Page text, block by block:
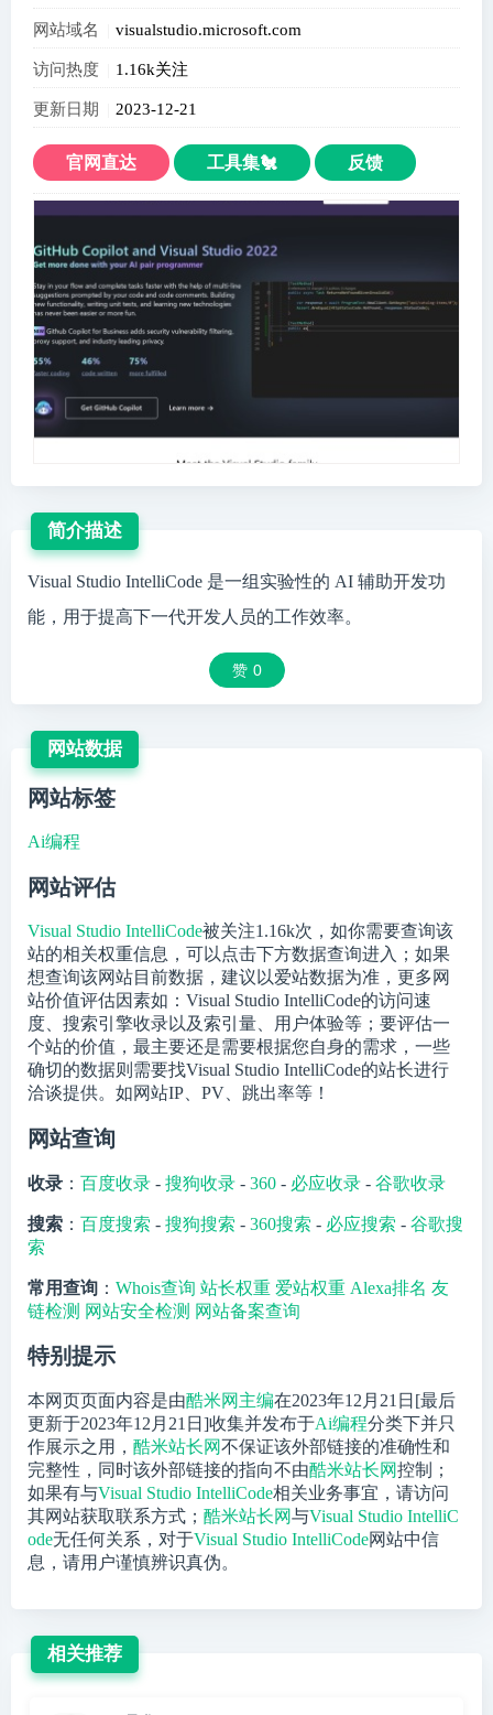
网站域名 visualstudio.microsoft.com
访问热度 1.16k关注
更新日期 2023-12-21
官网直达 工具集🐔 反馈
简介描述
Visual Studio IntelliCode 是一组实验性的 AI 辅助开发功
能，用于提高下一代开发人员的工作效率。
赞 0
网站数据
网站标签
Ai编程
网站评估
Visual Studio IntelliCode被关注1.16k次，如你需要查询该
站的相关权重信息，可以点击下方数据查询进入；如果
想查询该网站目前数据，建议以爱站数据为准，更多网
站价值评估因素如：Visual Studio IntelliCode的访问速
度、搜索引擎收录以及索引量、用户体验等；要评估一
个站的价值，最主要还是需要根据您自身的需求，一些
确切的数据则需要找Visual Studio IntelliCode的站长进行
洽谈提供。如网站IP、PV、跳出率等！
网站查询
收录 ： 百度收录 - 搜狗收录 - 360 - 必应收录 - 谷歌收录
搜索 ： 百度搜索 - 搜狗搜索 - 360搜索 - 必应搜索 - 谷歌搜
索
常用查询 ： Whois查询 站长权重 爱站权重 Alexa排名 友
链检测 网站安全检测 网站备案查询
特别提示
本网页页面内容是由酷米网主编在2023年12月21日[最后
更新于2023年12月21日]收集并发布于Ai编程分类下并只
作展示之用， 酷米站长网不保证该外部链接的准确性和
完整性，同时该外部链接的指向不由酷米站长网控制；
如果有与Visual Studio IntelliCode相关业务事宜，请访问
其网站获取联系方式； 酷米站长网与Visual Studio IntelliC
ode无任何关系，对于Visual Studio IntelliCode网站中信
息，请用户谨慎辨识真伪。
相关推荐